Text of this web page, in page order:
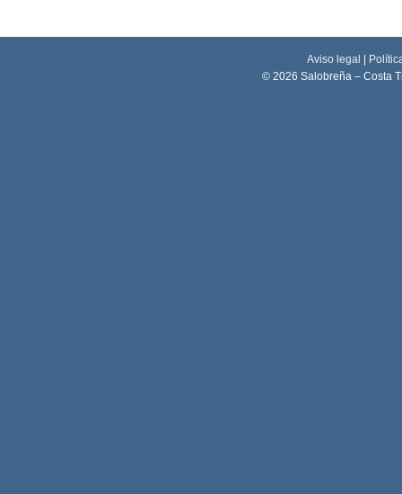
Aviso legal |
© 2026 Salobreña – Costa